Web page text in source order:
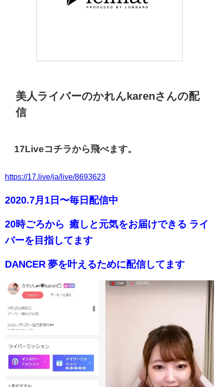
美人ライバーのかれんkarenさんの配
信
17Liveコチラから飛べます。
https://17.live/ja/live/8693623
2020.7月1日〜毎日配信中
20時ごろから 癒しと元気をお届けできる ライ
バーを目指してます
DANCER 夢を叶えるために配信してます